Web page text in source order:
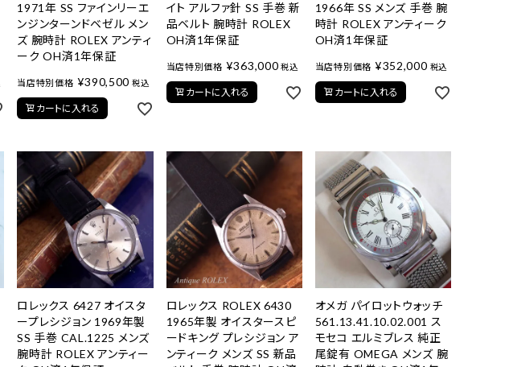
1971年 SS ファインリーエ
ンジンターンドベゼル メン
ズ 腕時計 ROLEX アンティ
ーク OH済1年保証
当店特別価格 ¥390,500 税込
カートに入れる
イト アルファ針 SS 手巻 新
品ベルト 腕時計 ROLEX
OH済1年保証
当店特別価格 ¥363,000 税込
カートに入れる
1966年 SS メンズ 手巻 腕
時計 ROLEX アンティーク
OH済1年保証
当店特別価格 ¥352,000 税込
カートに入れる
ロレックス 6427 オイスタ
ープレシジョン 1969年製
SS 手巻 CAL.1225 メンズ
腕時計 ROLEX アンティー
ロレックス ROLEX 6430
1965年製 オイスタースピ
ードキング プレシジョン ア
ンティーク メンズ SS 新品
オメガ パイロットウォッチ
561.13.41.10.02.001 ス
モセコ エルミブレス 純正
尾錠有 OMEGA メンズ 腕